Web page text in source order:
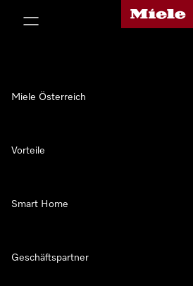
Miele-Homepage
Miele Österreich
Vorteile
Smart Home
Geschäftspartner